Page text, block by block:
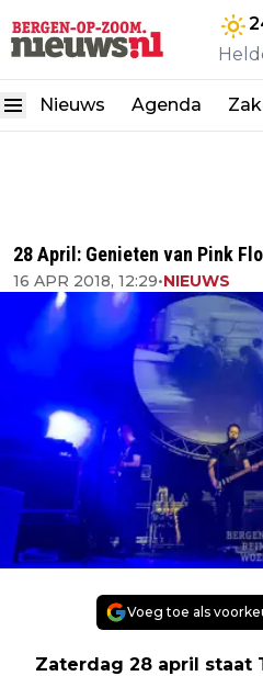
Nieuws Agenda
28 April: Genieten van Pink
16 APR 2018, 12:29•NIEUWS
Voeg toe als
Zaterdag 28 april staat